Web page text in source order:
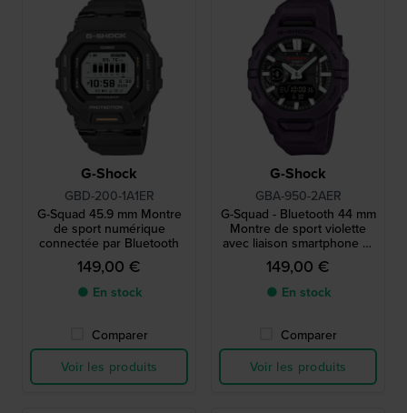
G-Shock
GBD-200-1A1ER
G-Squad 45.9 mm Montre
de sport numérique
connectée par Bluetooth
149,00 €
● En stock
Comparer
Voir les produits
G-Shock
GBA-950-2AER
G-Squad - Bluetooth 44 mm
Montre de sport violette
avec liaison smartphone et
compatibilité Strava
149,00 €
● En stock
Comparer
Voir les produits